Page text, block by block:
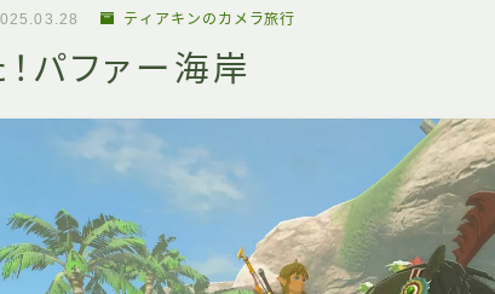
ティアキンのカメラ旅行
パファー海岸